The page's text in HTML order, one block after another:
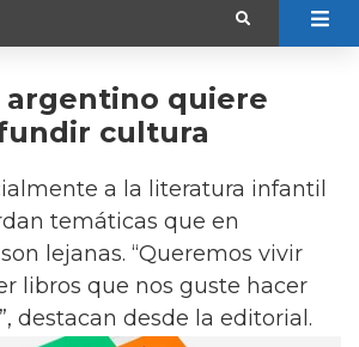
argentino quiere
cultura
a la literatura infantil
temáticas que en
lejanas. “Queremos vivir
libros que nos guste hacer
destacan desde la editorial.